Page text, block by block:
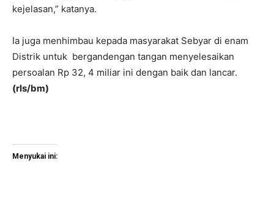
kejelasan,” katanya.
Ia juga menhimbau kepada masyarakat Sebyar di enam
Distrik untuk bergandengan tangan menyelesaikan
persoalan Rp 32, 4 miliar ini dengan baik dan lancar.
(rls/bm)
Menyukai ini: